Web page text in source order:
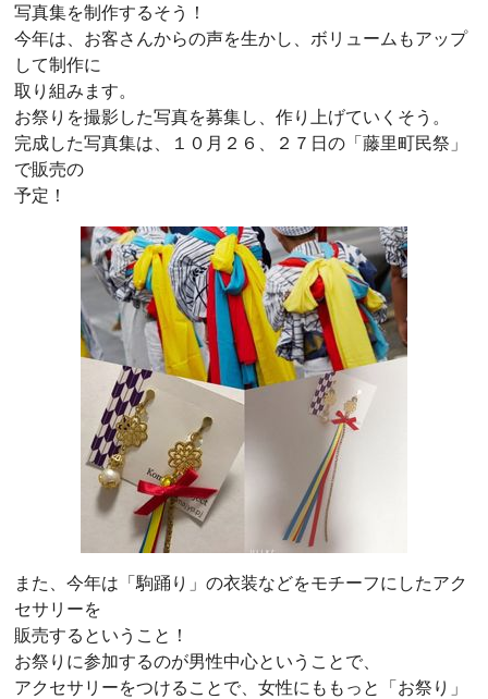
写真集を制作するそう！
今年は、お客さんからの声を生かし、ボリュームもアップ
して制作に
取り組みます。
お祭りを撮影した写真を募集し、作り上げていくそう。
完成した写真集は、１０月２６、２７日の「藤里町民祭」
で販売の
予定！
また、今年は「駒踊り」の衣装などをモチーフにしたアク
セサリーを
販売するということ！
お祭りに参加するのが男性中心ということで、
アクセサリーをつけることで、女性にももっと「お祭り」